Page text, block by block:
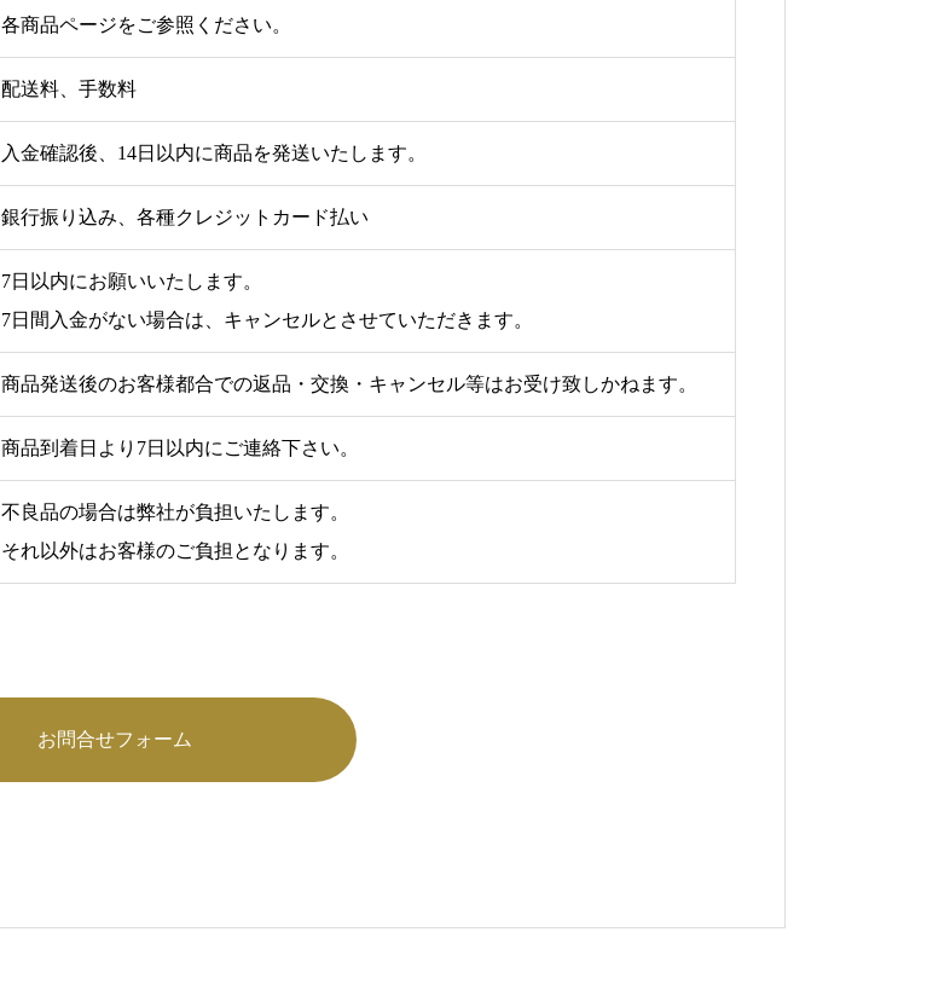
各商品ページをご参照ください。
配送料、手数料
入金確認後、14日以内に商品を発送いたします。
銀行振り込み、各種クレジットカード払い
7日以内にお願いいたします。
7日間入金がない場合は、キャンセルとさせていただきます。
商品発送後のお客様都合での返品・交換・キャンセル等はお受け致しかねます。
商品到着日より7日以内にご連絡下さい。
不良品の場合は弊社が負担いたします。
それ以外はお客様のご負担となります。
お問合せフォーム